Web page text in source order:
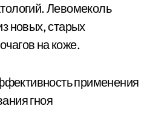
Левомеколь
новых, старых
на коже.